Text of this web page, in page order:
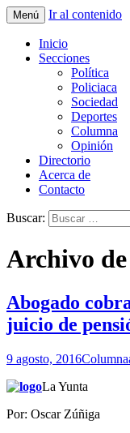
La Yunta
Menú Ir al contenido
Inicio
Secciones
Política
Policiaca
Sociedad
Deportes
Columna
Opinión
Directorio
Acerca de
Contacto
Buscar:
Archivo
Abogado
juicio de
9 agosto, 2016Columna
La Yunta
Por: Oscar Zúñiga